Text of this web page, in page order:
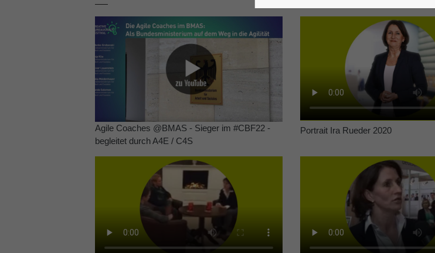
Agile Coaches @BMAS - Sieger im #CBF22 -
begleitet durch A4E / C4S
Portrait Ira Rueder 2020